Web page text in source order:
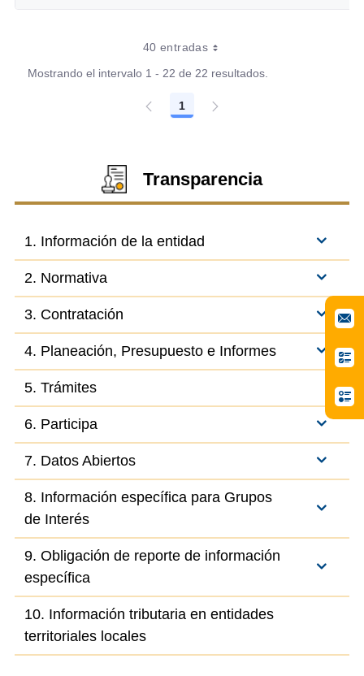
40 entradas
Mostrando el intervalo 1 - 22 de 22 resultados.
Página
1
Transparencia
1. Información de la entidad
2. Normativa
3. Contratación
4. Planeación, Presupuesto e Informes
5. Trámites
6. Participa
7. Datos Abiertos
8. Información específica para Grupos
de Interés
9. Obligación de reporte de información
específica
10. Información tributaria en entidades
territoriales locales